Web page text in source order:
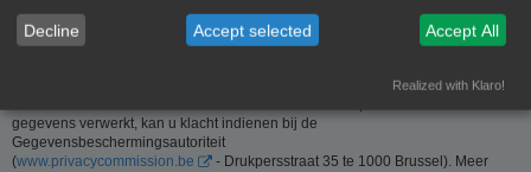
door 3Dprintforum.eu op basis van de contractuele relatie als gevolg van het
registreren van een account dan wel op basis van haar gerechtvaardigd
belang om diensten te verlenen en u hiervoor te contacteren. De informatie
verbeteren of wissen. Daartoe volstaat het ons contact op te nemen via de
gegevens verwerkt, kan u klacht indienen bij de
Gegevensbeschermingsautoriteit
(www.privacycommission.be
- Drukpersstraat 35 te 1000 Brussel). Meer
Decline Accept selected Accept All
Realized with Klaro!